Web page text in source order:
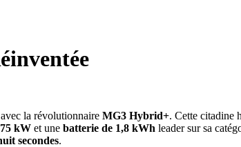
la révolutionnaire MG3 Hybrid+. Cette citadine
kW et une batterie de 1,8 kWh leader sur sa
secondes.